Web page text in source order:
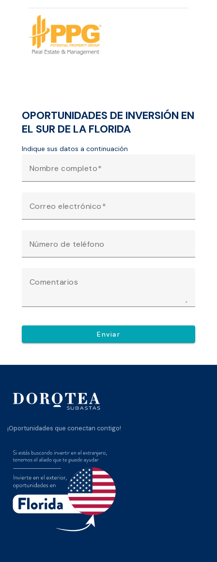
OPORTUNIDADES DE INVERSIÓN EN
EL SUR DE LA FLORIDA
Indique sus datos a continuación
Nombre completo
Correo electrónico
Número de teléfono
Comentarios
Enviar
¡Oportunidades que conectan contigo!